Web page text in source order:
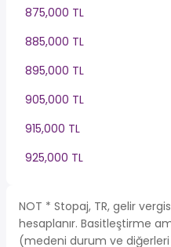
875,000 TL
885,000 TL
895,000 TL
905,000 TL
915,000 TL
925,000 TL
NOT * Stopaj, TR, gelir
hesaplanır. Basitleştirme
(medeni durum ve diğerleri